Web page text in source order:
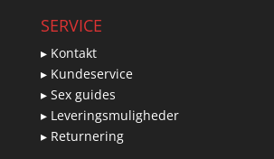
SERVICE
▸ Kontakt
▸ Kundeservice
▸ Sex guides
▸ Leveringsmuligheder
▸ Returnering